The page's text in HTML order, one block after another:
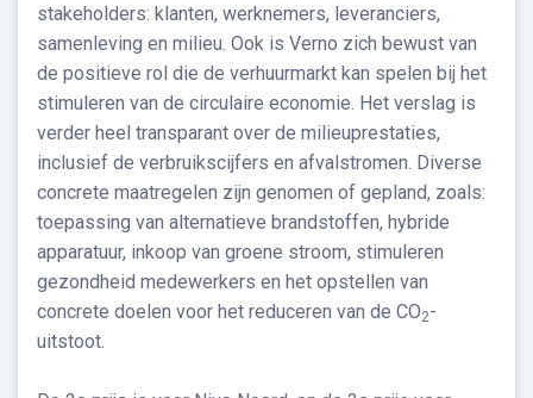
stakeholders: klanten, werknemers, leveranciers,
samenleving en milieu. Ook is Verno zich bewust van
de positieve rol die de verhuurmarkt kan spelen bij het
stimuleren van de circulaire economie. Het verslag is
verder heel transparant over de milieuprestaties,
inclusief de verbruikscijfers en afvalstromen. Diverse
concrete maatregelen zijn genomen of gepland, zoals:
toepassing van alternatieve brandstoffen, hybride
apparatuur, inkoop van groene stroom, stimuleren
gezondheid medewerkers en het opstellen van
concrete doelen voor het reduceren van de CO2-
uitstoot.